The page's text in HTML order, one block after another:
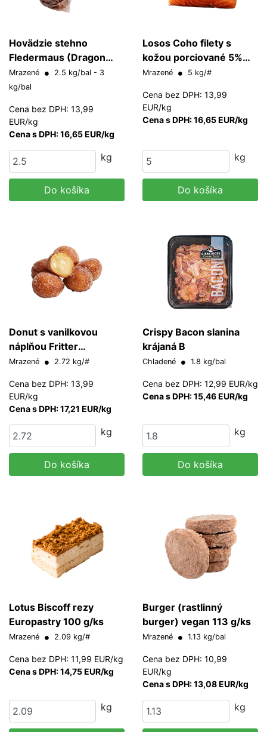
Hovädzie stehno
Fledermaus (Dragon
meat)
Mrazené
2.5 kg/bal - 3
kg/bal
Cena bez DPH: 13,99
EUR/kg
Cena s DPH: 16,65 EUR/kg
kg
Do košíka
Losos Coho filety s
kožou porciované 5%
glazúra IN-OUT 200-
Mrazené 5 kg/#
Cena bez DPH: 13,99
EUR/kg
Cena s DPH: 16,65 EUR/kg
kg
Do košíka
Donut s vanilkovou
náplňou Fritter
Europastry 20 g/ks
Mrazené 2.72 kg/#
Cena bez DPH: 13,99
EUR/kg
Cena s DPH: 17,21 EUR/kg
kg
Do košíka
Crispy Bacon slanina
krájaná B
Chladené 1.8 kg/bal
Cena bez DPH: 12,99 EUR/kg
Cena s DPH: 15,46 EUR/kg
kg
Do košíka
Lotus Biscoff rezy
Europastry 100 g/ks
Mrazené 2.09 kg/#
Cena bez DPH: 11,99 EUR/kg
Cena s DPH: 14,75 EUR/kg
kg
Burger (rastlinný
burger) vegan 113 g/ks
Mrazené 1.13 kg/bal
Cena bez DPH: 10,99
EUR/kg
Cena s DPH: 13,08 EUR/kg
kg